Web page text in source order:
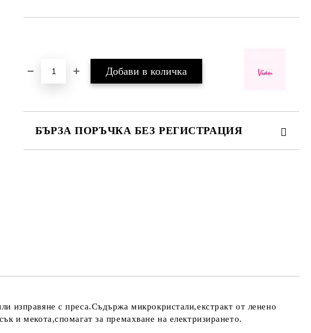
БЪРЗА ПОРЪЧКА БЕЗ РЕГИСТРАЦИЯ
изправяне с преса.Съдържа микрокристали,екстракт от ленено
и мекота,спомагат за премахване на електризирането.